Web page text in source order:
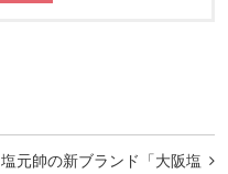
塩元帥の新ブランド「大阪塩